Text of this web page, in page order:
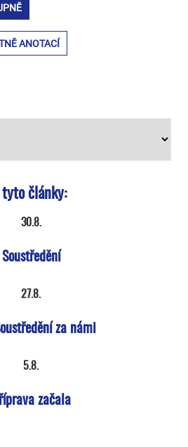
ANOTACÍ
články:
30.8.
Soustředění
27.8.
za námi
5.8.
začala